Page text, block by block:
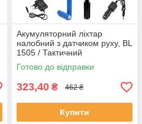
Акумуляторний ліхтар
налобний з датчиком руху, BL
1505 / Тактичний
світлодіодний ліхтарик на
голову
Готово до відправки
323,40 ₴ 462 ₴
Купити